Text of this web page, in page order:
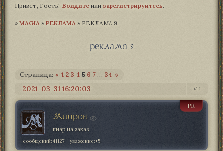
Привет, Гость! Войдите или зарегистрируйтесь.
» MAGIA­ » РЕКЛАМА » РЕКЛАМА 9
реклама 9
Страница: « 1 2 3 4 5 6 7 … 34 »
1
2021-03-31 16:20:03
Мийрон
PR
пиар на заказ
сообщений:41127 уважение:+5